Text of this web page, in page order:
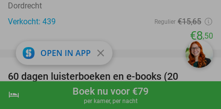
shopping_cart Boek nu
hotel Boek nu voor €79
per kamer, per nacht
Dordrecht
Verkocht: 439
Regulier €15,65
€8,50
100%
favorite_border
60 dagen luisterboeken en e-books (20
luisteruren)
OPEN IN APP close